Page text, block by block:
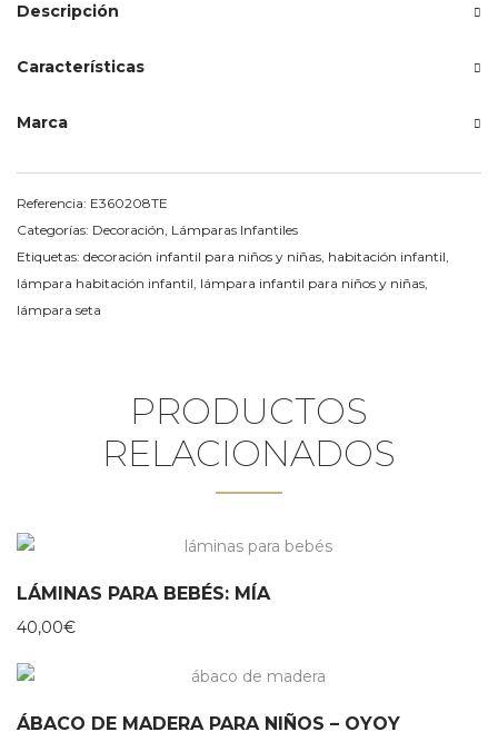
Descripción
Características
Marca
Referencia: E360208TE
Categorías: Decoración, Lámparas Infantiles
Etiquetas: decoración infantil para niños y niñas, habitación infantil,
lámpara habitación infantil, lámpara infantil para niños y niñas,
lámpara seta
PRODUCTOS
RELACIONADOS
LÁMINAS PARA BEBÉS: MÍA
40,00€
ÁBACO DE MADERA PARA NIÑOS – OYOY